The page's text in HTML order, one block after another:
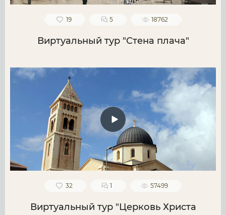
19 5 18762
Виртуальный тур "Стена плача"
32 1 57499
Виртуальный тур "Церковь Христа